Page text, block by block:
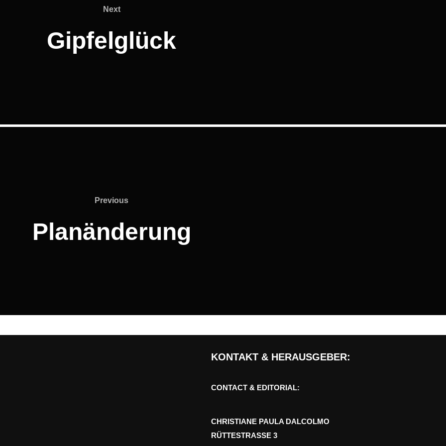
Next
Next
Gipfelglück
Previous
Previous
Planänderung
KONTAKT & HERAUSGEBER:
CONTACT & EDITORIAL:
CHRISTIANE PAULA DALCOLMO
RÜTTESTRASSE 3